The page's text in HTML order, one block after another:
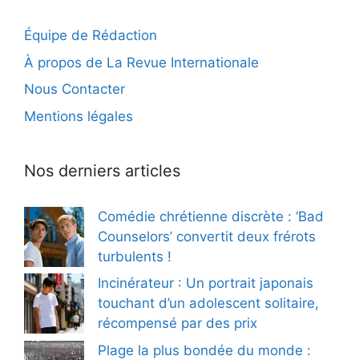
Équipe de Rédaction
À propos de La Revue Internationale
Nous Contacter
Mentions légales
Nos derniers articles
Comédie chrétienne discrète : ‘Bad
Counselors’ convertit deux frérots
turbulents !
Incinérateur : Un portrait japonais
touchant d’un adolescent solitaire,
récompensé par des prix
Plage la plus bondée du monde :